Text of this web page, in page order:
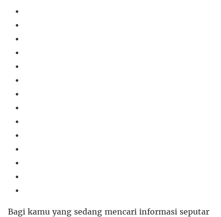
Bagi kamu yang sedang mencari informasi seputar